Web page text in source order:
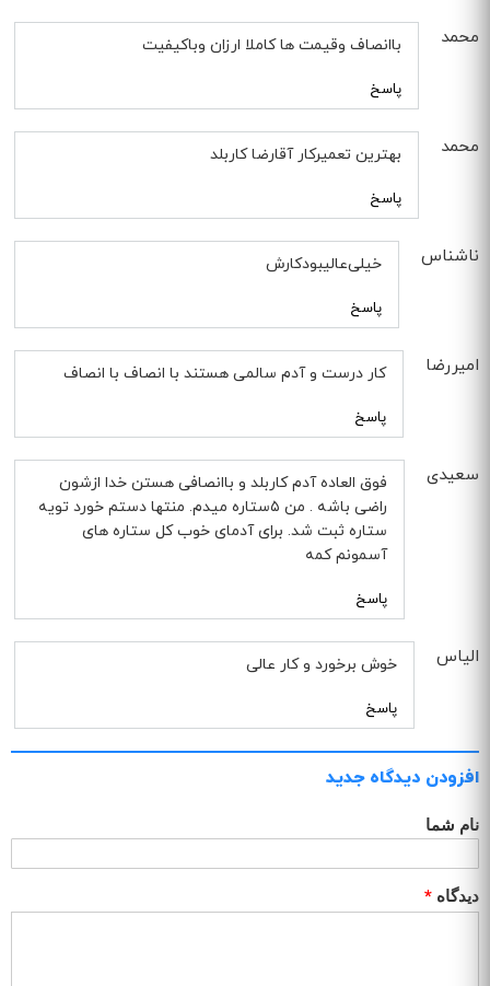
محمد باانصاف وقیمت ها کاملا ارزان وباکیفیت
پاسخ
محمد بهترین تعمیرکار آقارضا کاربلد
پاسخ
ناشناس خیلی‌‌عالیبود‌کارش
پاسخ
امیررضا کار درست و آدم سالمی هستند با انصاف با انصاف
پاسخ
سعیدی
فوق العاده آدم کاربلد و باانصافی هستن خدا ازشون
راضی باشه . من ۵ستاره میدم. منتها دستم خورد تویه
ستاره ثبت شد. برای آدمای خوب کل ستاره های
آسمونم کمه
پاسخ
الیاس خوش برخورد و کار عالی
پاسخ
افزودن دیدگاه جدید
نام شما
دیدگاه *